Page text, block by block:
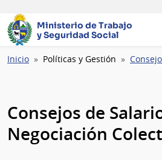
Ministerio de Trabajo
y Seguridad Social
Ruta
Inicio Políticas y Gestión
Consejos de
Negociación